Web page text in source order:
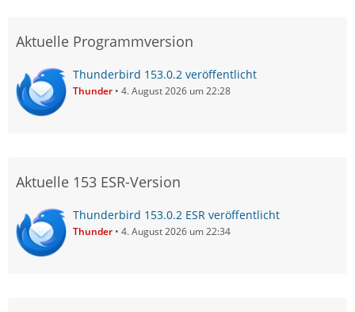
Aktuelle Programmversion
Thunderbird 153.0.2 veröffentlicht
Thunder 4. August 2026 um 22:28
Aktuelle 153 ESR-Version
Thunderbird 153.0.2 ESR veröffentlicht
Thunder 4. August 2026 um 22:34